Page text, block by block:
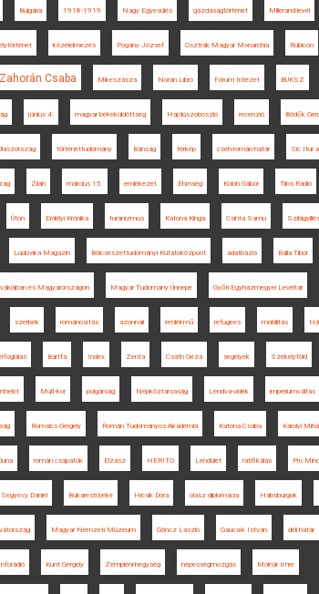
Bulgária 1918-1919 Nagy Egyesülés gazdaságtörténet Millerand-levél
közélelmezés Pogány József Osztrák-Magyar Monarchia Rubicon
Zahorán Csaba Mikeszásza Noran Libro Fórum Intézet BUKSZ
június 4. magyar békeküldöttség Hajdúszoboszló recenzió Bödők
történettudomány Bánság térkép cseh-román határ Sic Itur
Zilah március 15. emlékezet Éhínség Koloh Gábor Tilos Rádió
Úton Erdélyi Krónika turanizmus Katona Kinga Csinta Samu
Ludovika Magazin Bölcsészettudományi Kutatóközpont adatbázis Balla Tibor
és Magyarországon Magyar Tudomány Ünnepe Győri Egyházmegyei Levéltár
szerbek románosítás azonnali emlékmű refugees mobilitás
Bártfa Index Zenta Csáth Géza segélyek Székelyföld
Múlt-kor polgárság Népköztársaság Lendva-vidék impériumváltás
Romsics Gergely Román Tudományos Akadémia Katona Csaba Károlyi
román csapatok Elzász HERITO Lendület ratifikálás Pro
Segyevy Dániel Bukaresti béke Hicsik Dóra olasz diplomácia Habsburgok
Magyar Nemzeti Múzeum Göncz László Gaucsík István déli határ
Inforádió Kunt Gergely Zempléni-hegység népességmozgás Molnár Imre